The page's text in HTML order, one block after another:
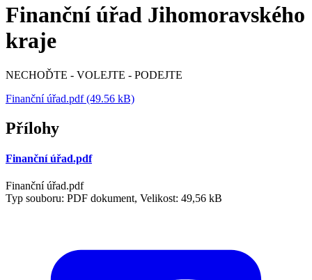
Finanční úřad Jihomoravského
kraje
NECHOĎTE - VOLEJTE - PODEJTE
Finanční úřad.pdf (49.56 kB)
Přílohy
Finanční úřad.pdf
Finanční úřad.pdf
Typ souboru: PDF dokument, Velikost: 49,56 kB